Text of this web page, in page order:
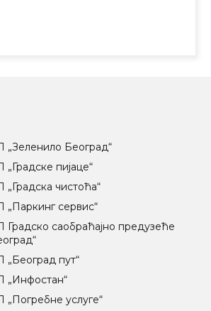
„Зеленило Београд“
„Градске пијаце“
„Градска чистоћа“
„Паркинг сервис“
Градско саобраћајно предузеће
„Београд пут“
„Инфостан“
„Погребне услуге“